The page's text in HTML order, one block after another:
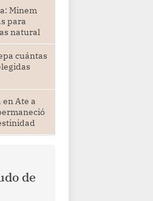
Minem
para
natural
cuántas
Ate a
de